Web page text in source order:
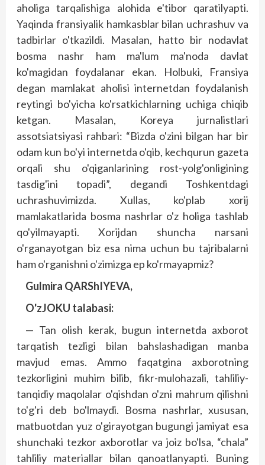
aholiga tarqalishiga alohida e'tibor qaratil­yapti.
Yaqinda fransiyalik hamkasblar bilan uchrashuv va
tadbirlar o'tkazildi. Masalan, hatto bir nodavlat
bosma nashr ham ma'lum ma'noda davlat
ko'magidan foydalanar ekan. Holbuki, Fransiya
degan mamlakat aholisi internetdan foydalanish
reytingi bo'yicha ko'rsatkichlarning uchiga chiqib
ketgan. Masalan, Koreya jurnalistlari
assotsiatsiyasi rahbari: “Bizda o'zini bilgan har bir
odam kun bo'yi internetda o'qib, kechqurun gazeta
orqali shu o'qiganlarining rost-yolg'onligining
tasdig'ini topadi”, degandi Toshkentdagi
uchrashuvimizda. Xullas, ko'plab xorij
mamlakatlarida bosma nashrlar o'z holiga tashlab
qo'yilmayapti. Xorijdan shuncha narsani
o'rganayotgan biz esa nima uchun bu tajribalarni
ham o'rganishni o'zimizga ep ko'rmayapmiz?
Gulmira QARShIYEVA,
O'zJOKU talabasi:
— Tan olish kerak, bugun internetda axborot
tarqatish tezligi bilan bahslashadigan manba
mavjud emas. Ammo faqatgina axborotning
tezkorligini muhim bilib, fikr­-mulohazali, tahliliy-
tanqidiy maqolalar o'qishdan o'zni mahrum qilishni
to'g'ri deb bo'lmaydi. Bosma nashrlar, xususan,
matbuotdan yuz o'girayotgan bugungi jamiyat esa
shunchaki tezkor axborotlar va joiz bo'lsa, “chala”
tahliliy materiallar bilan qanoatlanyapti. Buning